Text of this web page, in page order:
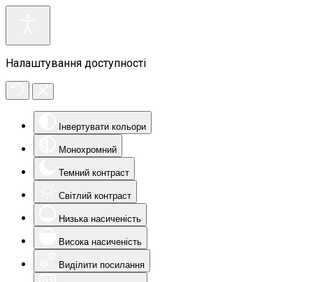
Налаштування доступності
Інвертувати кольори
Монохромний
Темний контраст
Світлий контраст
Низька насиченість
Висока насиченість
Виділити посилання